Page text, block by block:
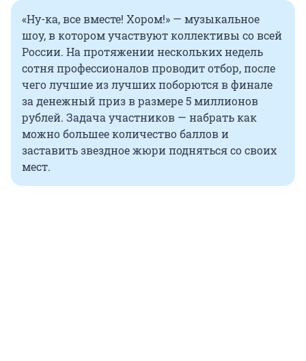
«Ну-ка, все вместе! Хором!» — музыкальное
шоу, в котором участвуют коллективы со всей
России. На протяжении нескольких недель
сотня профессионалов проводит отбор, после
чего лучшие из лучших поборются в финале
за денежный приз в размере5 миллионов
рублей. Задача участников — набрать как
можно большее количество баллов и
заставить звездное жюри подняться со своих
мест.